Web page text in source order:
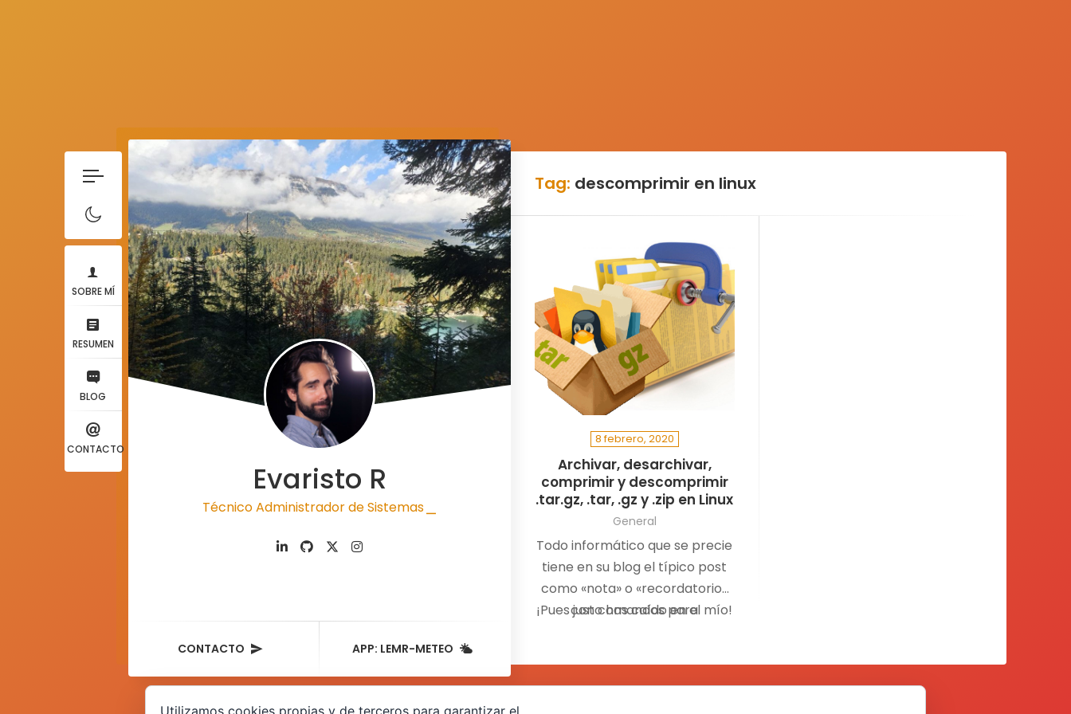
SOBRE MÍ
RESUMEN
BLOG
CONTACTO
Evaristo R
Técnico Administrador de Sistemas |
CONTACTO APP: LEMR-METEO
Tag: descomprimir en linux
8 febrero, 2020
Archivar, desarchivar,
comprimir y descomprimir
.tar.gz, .tar, .gz y .zip en Linux
General
Todo informático que se precie
tiene en su blog el típico post
como «nota» o «recordatorio»
con comandos para
¡Pues justo has caído en el mío!
Utilizamos cookies propias y de terceros para garantizar el